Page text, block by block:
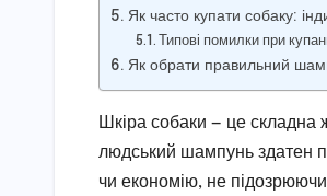
Як часто купати собаку:
Типові помилки при
Як обрати правильний
Шкіра собаки — це складна
людський шампунь здатен
чи економію, не